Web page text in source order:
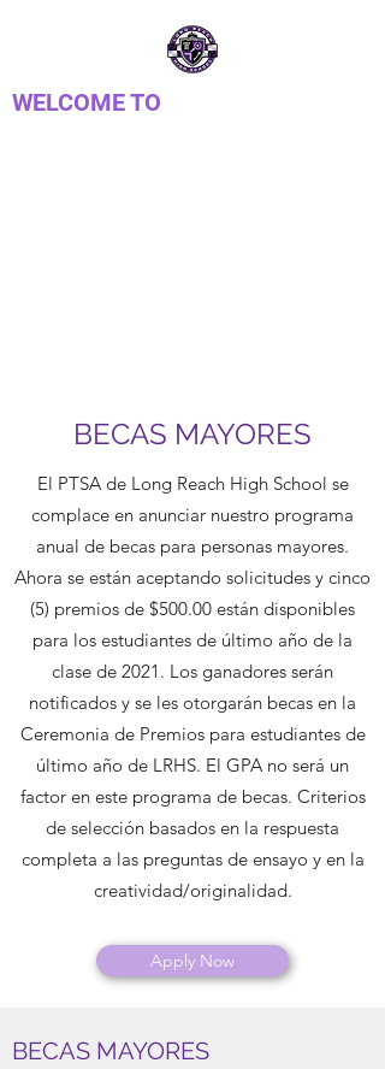
WELCOME TO
BECAS MAYORES
El PTSA de Long Reach High School se
complace en anunciar nuestro programa
anual de becas para personas mayores.
Ahora se están aceptando solicitudes y cinco
(5) premios de $500.00 están disponibles
para los estudiantes de último año de la
clase de 2021. Los ganadores serán
notificados y se les otorgarán becas en la
Ceremonia de Premios para estudiantes de
último año de LRHS. El GPA no será un
factor en este programa de becas. Criterios
de selección basados en la respuesta
completa a las preguntas de ensayo y en la
creatividad/originalidad.
Apply Now
BECAS MAYORES